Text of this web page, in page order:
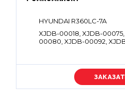
HYUNDAI R360LC-7A
XJDB-00018, XJDB-
00080, XJDB-00092,
XJDB-00129, XJDB-00136,
00141, XJDB-00147, XJDB-
Уточняйте